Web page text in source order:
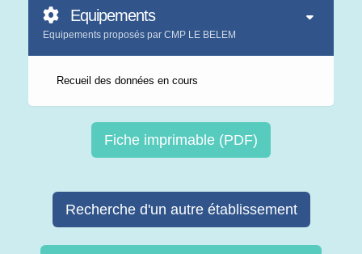
Equipements
Equipements proposés par CMP LE BELEM
Recueil des données en cours
Fiche imprimable (PDF)
Recherche d'un autre établissement